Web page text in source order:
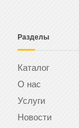
Разделы
Каталог
О нас
Услуги
Новости